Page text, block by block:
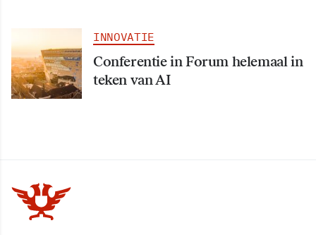
INNOVATIE
Conferentie in Forum helemaal in
teken van AI